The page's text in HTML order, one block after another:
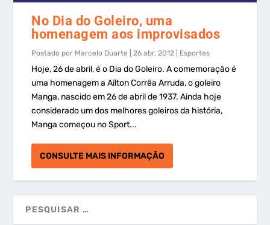
No Dia do Goleiro, uma
homenagem aos improvisados
Postado por Marcelo Duarte |26 abr, 2012 Esportes
Hoje, 26 de abril, é o Dia do Goleiro. A comemoração é
uma homenagem a Aílton Corrêa Arruda, o goleiro
Manga, nascido em 26 de abril de 1937. Ainda hoje
considerado um dos melhores goleiros da história,
Manga começou no Sport...
CONSULTE MAIS INFORMAÇÃO